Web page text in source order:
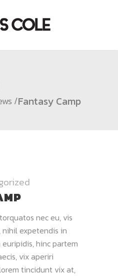
/Fantasy Camp
nec eu, vis
expetendis in
hinc partem
vix aperiri
tincidunt vix at,